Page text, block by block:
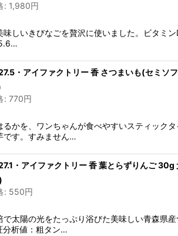
: 1,980円
味しいきびなごを贅沢に使いました。ビタミ
・アイファクトリー 香 さつまいも(セミソ
: 770円
るかを、ワンちゃんが食べやすいスティック
です。すみません…
・アイファクトリー 香 葉とらずりんご
: 550円
で太陽の光をたっぷり浴びた美味しい青森県
析値：粗タン…